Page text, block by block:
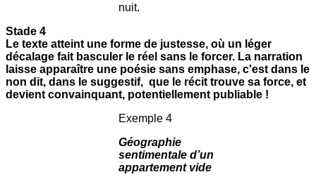
nuit.
Stade 4
Le texte atteint une forme de justesse, où un léger
décalage fait basculer le réel sans le forcer. La narration
laisse apparaître une poésie sans emphase, c'est dans le
non dit, dans le suggestif, que le récit trouve sa force, et
devient convainquant, potentiellement publiable !
Exemple 4
Géographie
sentimentale d’un
appartement vide